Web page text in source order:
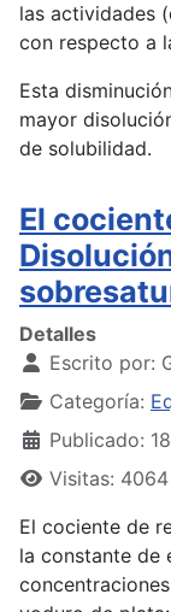
las actividades
con respecto a
Esta
mayor
de solubilidad.
El
Detalles
Escrito por:
Categoría:
Publicado:
Visitas: 4064
El cociente de
la constante de